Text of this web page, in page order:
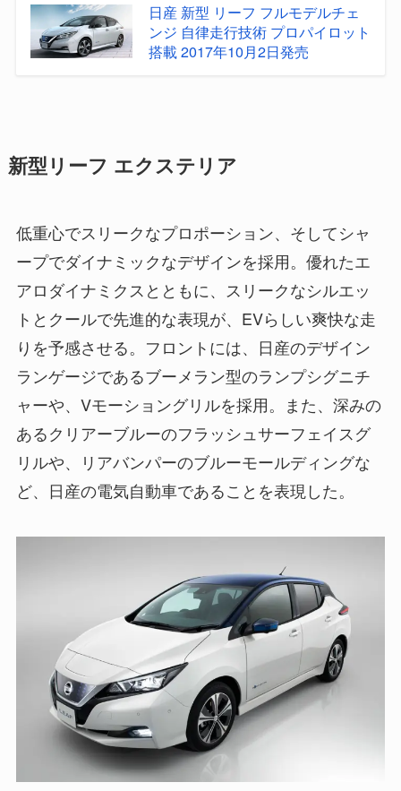
日産 新型 リーフ フルモデルチェ
ンジ 自律走行技術 プロパイロット
搭載 2017年10月2日発売
新型リーフ エクステリア
低重心でスリークなプロポーション、そしてシャ
ープでダイナミックなデザインを採用。優れたエ
アロダイナミクスとともに、スリークなシルエッ
トとクールで先進的な表現が、EVらしい爽快な走
りを予感させる。フロントには、日産のデザイン
ランゲージであるブーメラン型のランプシグニチ
ャーや、Vモーショングリルを採用。また、深みの
あるクリアーブルーのフラッシュサーフェイスグ
リルや、リアバンパーのブルーモールディングな
ど、日産の電気自動車であることを表現した。